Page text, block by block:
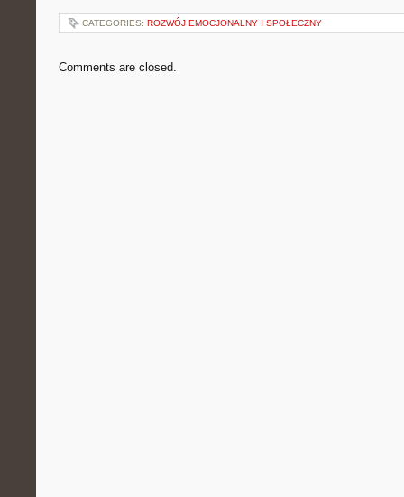
CATEGORIES: ROZWÓJ EMOCJONALNY I SPOŁECZNY
Comments are closed.